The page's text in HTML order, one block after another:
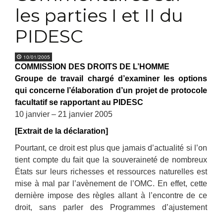
les parties I et II du
PIDESC
10/01/2005
COMMISSION DES DROITS DE L’HOMME
Groupe de travail chargé d’examiner les options
qui concerne l’élaboration d’un projet de protocole
facultatif se rapportant au PIDESC
10 janvier – 21 janvier 2005
[Extrait de la déclaration]
Pourtant, ce droit est plus que jamais d’actualité si l’on
tient compte du fait que la souveraineté de nombreux
États sur leurs richesses et ressources naturelles est
mise à mal par l’avènement de l’OMC. En effet, cette
dernière impose des règles allant à l’encontre de ce
droit, sans parler des Programmes d’ajustement